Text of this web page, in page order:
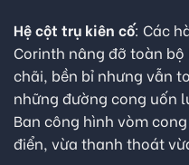
Hệ cột trụ kiên cố: Các
Corinth nâng đỡ toàn
chãi, bền bỉ nhưng vẫn
những đường cong uốn
Ban công hình vòm
điển, vừa thanh thoát